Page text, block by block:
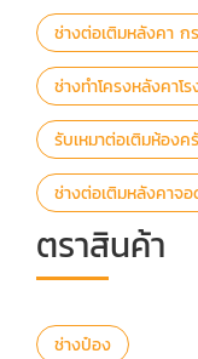
ช่างต่อเติมหลังคา ก
ช่างทำโครงหลังคา
รับเหมาต่อเติมห้อง
ช่างต่อเติมหลังคาจ
ตราสินค้า
ช่างป๋อง